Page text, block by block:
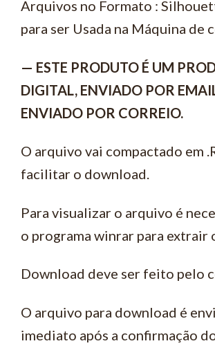
Arquivos no Formato :
para ser Usada na Máquina de
— ESTE PRODUTO É UM
DIGITAL, ENVIADO POR
ENVIADO POR CORREIO.
O arquivo vai compactado em
facilitar o download.
Para visualizar o arquivo é
o programa winrar para extrair
Download deve ser feito pelo
O arquivo para download é
imediato após a confirmação